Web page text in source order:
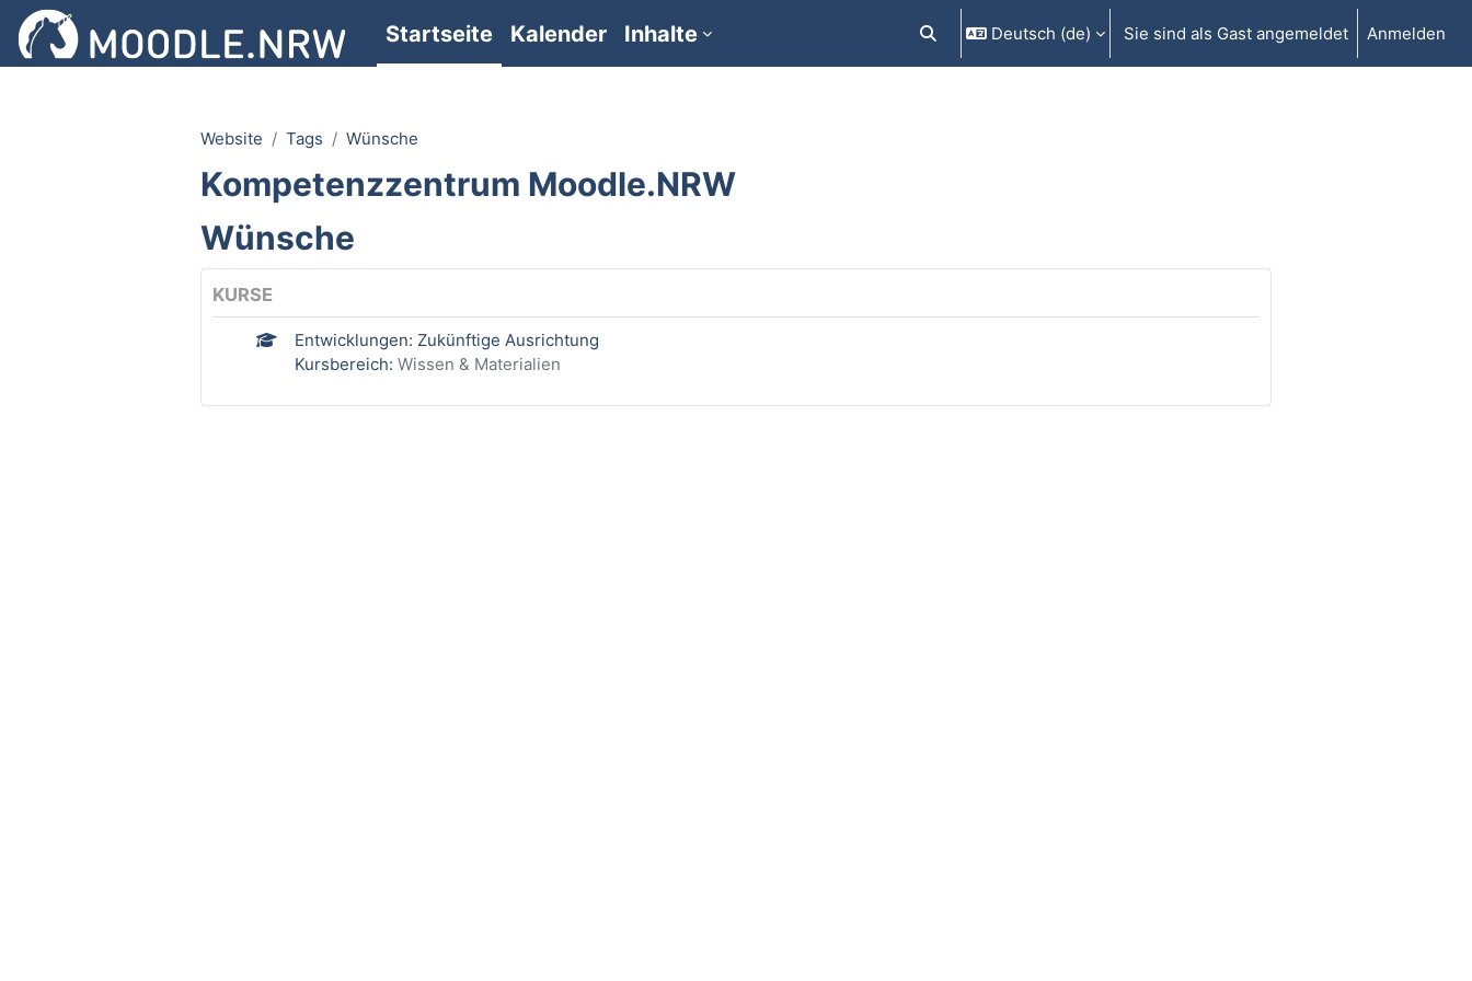
Zum Hauptinhalt
Startseite Kalender Inhalte Sucheingabe umschalten
Deutsch ‎(de)‎ Sie sind als Gast angemeldet Anmelden
Website Tags Wünsche
Kompetenzzentrum Moodle.NRW
Wünsche
KURSE
Entwicklungen: Zukünftige Ausrichtung
Kursbereich: Wissen & Materialien